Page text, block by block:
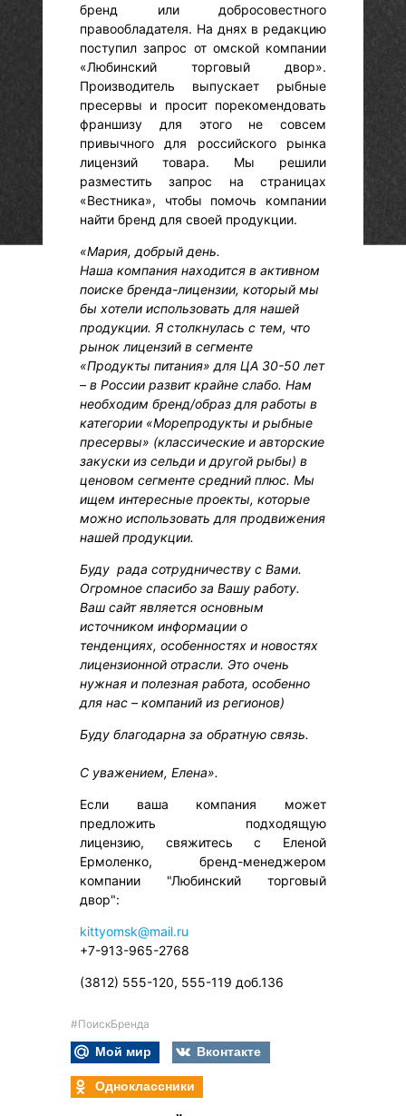
бренд или добросовестного
правообладателя. На днях в редакцию
поступил запрос от омской компании
«Любинский торговый двор».
Производитель выпускает рыбные
пресервы и просит порекомендовать
франшизу для этого не совсем
привычного для российского рынка
лицензий товара. Мы решили
разместить запрос на страницах
«Вестника», чтобы помочь компании
найти бренд для своей продукции.
«Мария, добрый день.
Наша компания находится в активном
поиске бренда-лицензии, который мы
бы хотели использовать для нашей
продукции. Я столкнулась с тем, что
рынок лицензий в сегменте
«Продукты питания» для ЦА 30-50 лет
– в России развит крайне слабо. Нам
необходим бренд/образ для работы в
категории «Морепродукты и рыбные
пресервы» (классические и авторские
закуски из сельди и другой рыбы) в
ценовом сегменте средний плюс. Мы
ищем интересные проекты, которые
можно использовать для продвижения
нашей продукции.
Буду рада сотрудничеству с Вами.
Огромное спасибо за Вашу работу.
Ваш сайт является основным
источником информации о
тенденциях, особенностях и новостях
лицензионной отрасли. Это очень
нужная и полезная работа, особенно
для нас – компаний из регионов)
Буду благодарна за обратную связь.
С уважением, Елена».
Если ваша компания может
предложить подходящую
лицензию, свяжитеcь с Еленой
Ермоленко, бренд-менеджером
компании "Любинский торговый
двор":
kittyomsk@mail.ru
+7-913-965-2768
(3812) 555-120, 555-119 доб.136
#ПоискБренда
Мой мир
Вконтакте
Одноклассники